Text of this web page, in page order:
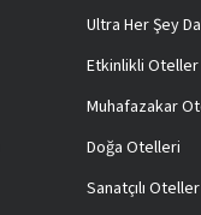
Ultra Her Şey
Etkinlikli Oteller
Muhafazakar
Doğa Otelleri
Sanatçılı Oteller